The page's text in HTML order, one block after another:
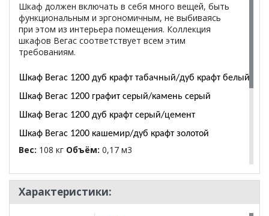
Шкаф должен включать в себя много вещей, быть
функциональным и эргономичным, не выбиваясь
при этом из интерьера помещения. Коллекция
шкафов Вегас соответствует всем этим
требованиям.
Шкаф Вегас 1200 дуб крафт табачный/дуб крафт белый
Шкаф Вегас 1200 графит серый/камень серый
Шкаф Вегас 1200 дуб крафт серый/цемент
Шкаф Вегас 1200 кашемир/дуб крафт золотой
Вес: 108 кг Объём: 0,17 м3
Шкаф Вегас 1200 уточняйте у нашего менеджера по
телефону+79292022735.
Характеристики: